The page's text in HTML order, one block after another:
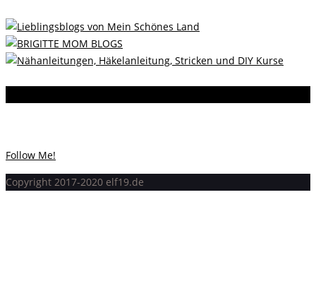
Follow Me!
Copyright 2017-2020 elf19.de